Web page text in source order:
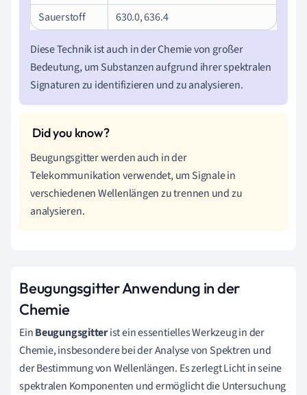
Sauerstoff
630.0, 636.4
Diese Technik ist auch in der Chemie von großer
Bedeutung, um Substanzen aufgrund ihrer spektralen
Signaturen zu identifizieren und zu analysieren.
Beugungsgitter werden auch in der
Telekommunikation verwendet, um Signale in
verschiedenen Wellenlängen zu trennen und zu
analysieren.
Beugungsgitter Anwendung in der
Chemie
EinBeugungsgitterist ein essentielles Werkzeug in der
Chemie, insbesondere bei der Analyse von Spektren und
der Bestimmung von Wellenlängen. Es zerlegt Licht in seine
spektralen Komponenten und ermöglicht die Untersuchung